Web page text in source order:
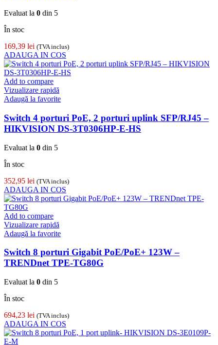
Evaluat la 0 din 5
În stoc
169,39 lei (TVA inclus)
ADAUGA IN COS
Add to compare
Vizualizare rapidă
Adaugă la favorite
Switch 4 porturi PoE, 2 porturi uplink SFP/RJ45 –
HIKVISION DS-3T0306HP-E-HS
Evaluat la 0 din 5
În stoc
352,95 lei (TVA inclus)
ADAUGA IN COS
Add to compare
Vizualizare rapidă
Adaugă la favorite
Switch 8 porturi Gigabit PoE/PoE+ 123W –
TRENDnet TPE-TG80G
Evaluat la 0 din 5
În stoc
694,23 lei (TVA inclus)
ADAUGA IN COS